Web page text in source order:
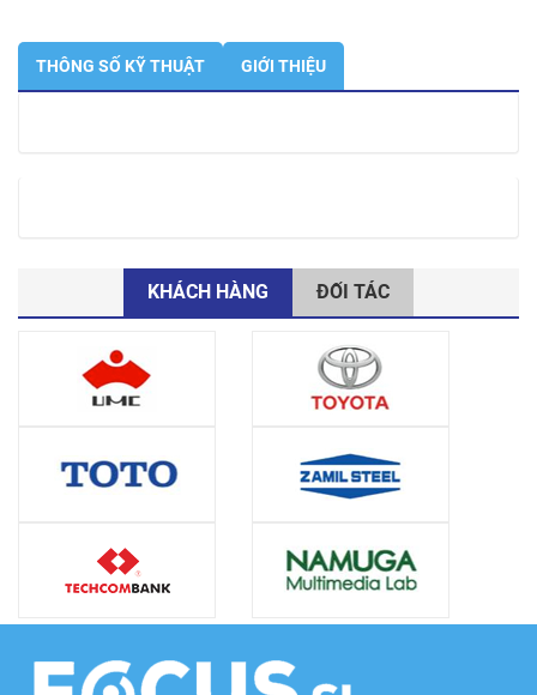
THÔNG SỐ KỸ THUẬT GIỚI THIỆU
KHÁCH HÀNG ĐỐI TÁC